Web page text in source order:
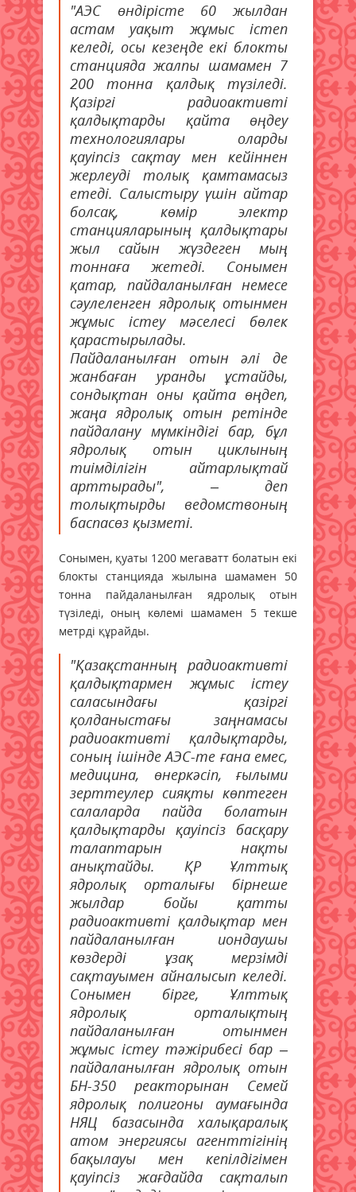
"АЭС өндірісте 60 жылдан
астам уақыт жұмыс істеп
келеді, осы кезеңде екі блокты
станцияда жалпы шамамен 7
200 тонна қалдық түзіледі.
Қазіргі радиоактивті
қалдықтарды қайта өңдеу
технологиялары оларды
қауіпсіз сақтау мен кейіннен
жерлеуді толық қамтамасыз
етеді. Салыстыру үшін айтар
болсақ, көмір электр
станцияларының қалдықтары
жыл сайын жүздеген мың
тоннаға жетеді. Сонымен
қатар, пайдаланылған немесе
сәулеленген ядролық отынмен
жұмыс істеу мәселесі бөлек
қарастырылады.
Пайдаланылған отын әлі де
жанбаған уранды ұстайды,
сондықтан оны қайта өңдеп,
жаңа ядролық отын ретінде
пайдалану мүмкіндігі бар, бұл
ядролық отын циклының
тиімділігін айтарлықтай
арттырады", – деп
толықтырды ведомствоның
баспасөз қызметі.
Сонымен, қуаты 1200 мегаватт болатын екі
блокты станцияда жылына шамамен 50
тонна пайдаланылған ядролық отын
түзіледі, оның көлемі шамамен 5 текше
метрді құрайды.
"Қазақстанның радиоактивті
қалдықтармен жұмыс істеу
саласындағы қазіргі
қолданыстағы заңнамасы
радиоактивті қалдықтарды,
соның ішінде АЭС-те ғана емес,
медицина, өнеркәсіп, ғылыми
зерттеулер сияқты көптеген
салаларда пайда болатын
қалдықтарды қауіпсіз басқару
талаптарын нақты
анықтайды. ҚР Ұлттық
ядролық орталығы бірнеше
жылдар бойы қатты
радиоактивті қалдықтар мен
пайдаланылған иондаушы
көздерді ұзақ мерзімді
сақтауымен айналысып келеді.
Сонымен бірге, Ұлттық
ядролық орталықтың
пайдаланылған отынмен
жұмыс істеу тәжірибесі бар –
пайдаланылған ядролық отын
БН-350 реакторынан Семей
ядролық полигоны аумағында
НЯЦ базасында халықаралық
атом энергиясы агенттігінің
бақылауы мен кепілдігімен
қауіпсіз жағдайда сақталып